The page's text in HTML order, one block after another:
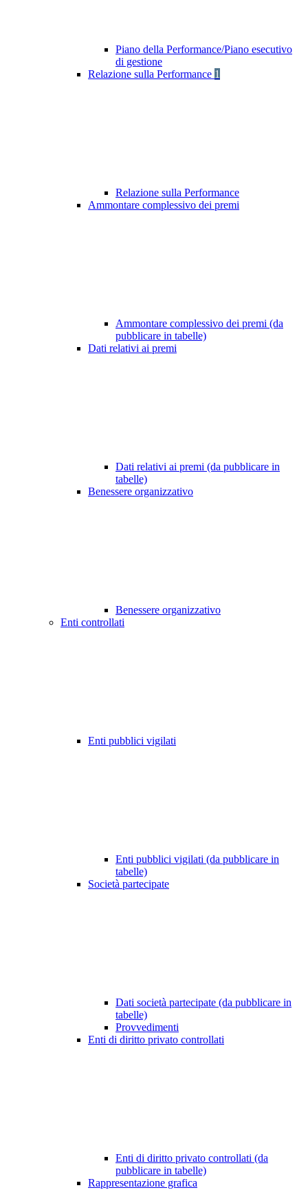
Piano della Performance/Piano esecutivo
di gestione
Relazione sulla Performance 1
Relazione sulla Performance
Ammontare complessivo dei premi
Ammontare complessivo dei premi (da
pubblicare in tabelle)
Dati relativi ai premi
Dati relativi ai premi (da pubblicare in
tabelle)
Benessere organizzativo
Benessere organizzativo
Enti controllati
Enti pubblici vigilati
Enti pubblici vigilati (da pubblicare in
tabelle)
Società partecipate
Dati società partecipate (da pubblicare in
tabelle)
Provvedimenti
Enti di diritto privato controllati
Enti di diritto privato controllati (da
pubblicare in tabelle)
Rappresentazione grafica